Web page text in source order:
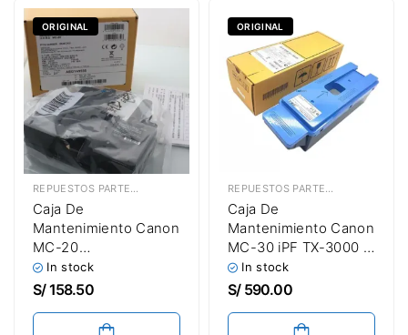
ORIGINAL
REPUESTOS PARTES & PIEZAS CAJAS DE MANTENIMIENTO
Caja De
Mantenimiento Canon
MC-20
imagePROGRAF PRO-
500 / PRO-1000 /
Maintenance Box
In stock
S/158.50
ORIGINAL
REPUESTOS PARTES & PIEZAS
Caja De
Mantenimiento Canon
MC-30 iPF TX-3000 /
TX-4000 / TX-6000 /
TX-6100 Original
In stock
S/590.00